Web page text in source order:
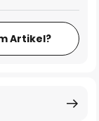
Artikel?